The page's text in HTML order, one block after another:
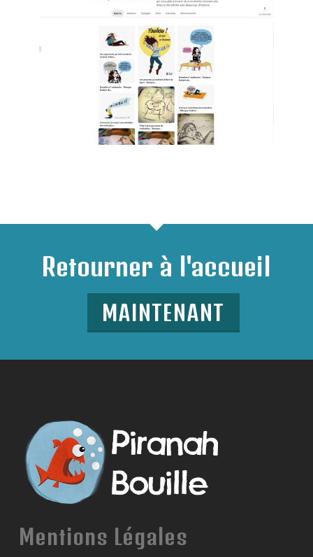
Retourner à l'accueil
MAINTENANT
Mentions Légales